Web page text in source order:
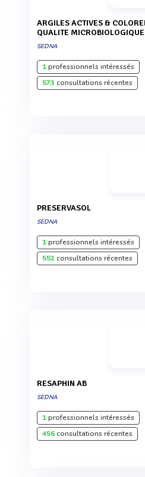
ARGILES ACTIVES & COLOREES ECOCERT - HAUTE
QUALITE MICROBIOLOGIQUE
SEDNA
1professionnels intéressés
573 consultations récentes
PRESERVASOL
SEDNA
1professionnels intéressés
552consultations récentes
RESAPHIN AB
SEDNA
1professionnels intéressés
456consultations récentes